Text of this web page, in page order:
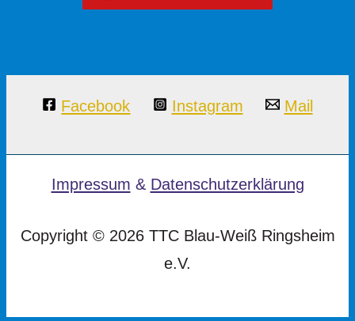
Facebook Instagram Mail
Impressum & Datenschutzerklärung
Copyright © 2026 TTC Blau-Weiß Ringsheim
e.V.